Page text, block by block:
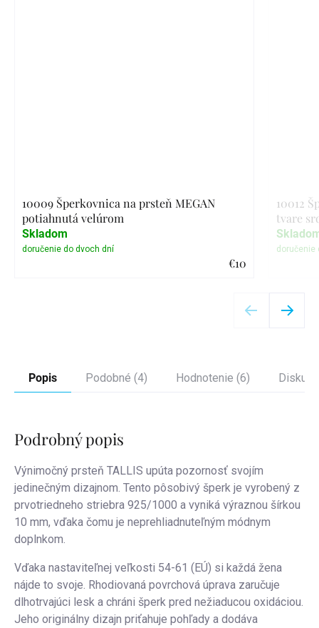
10009 Šperkovnica na prsteň MEGAN
potiahnutá velúrom
€10
Skladom
10012
tvare
Popis Podobné (4) Hodnotenie (6)
Podrobný popis
Výnimočný prsteň TALLIS upúta pozornosť svojím
jedinečným dizajnom. Tento pôsobivý šperk je vyrobený z
prvotriedneho striebra 925/1000 a vyniká výraznou šírkou
10 mm, vďaka čomu je neprehliadnuteľným módnym
doplnkom.
Vďaka nastaviteľnej veľkosti 54-61 (EÚ) si každá žena
nájde to svoje. Rhodiovaná povrchová úprava zaručuje
dlhotrvajúci lesk a chráni šperk pred nežiaducou oxidáciou.
Jeho originálny dizajn priťahuje pohľady a dodáva